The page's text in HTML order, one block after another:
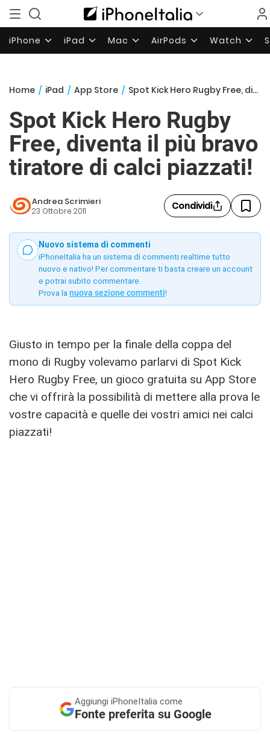
iPhone iPad Mac AirPods Watch
Home / iPad / App Store / Spot Kick Hero Rugby Free, diventa il più bravo tiratore di calci piazzati!
Spot Kick Hero Rugby
Free, diventa il più bravo
tiratore di calci piazzati!
Andrea Scrimieri
23 Ottobre 2011 Condividi
Nuovo sistema di commenti
iPhoneItalia ha un sistema di commenti realtime tutto
nuovo e nativo! Per commentare ti basta creare un account
e potrai subito commentare.
Prova la nuova sezione commenti!
Giusto in tempo per la finale della coppa del
mono di Rugby volevamo parlarvi di Spot Kick
Hero Rugby Free, un gioco gratuita su App Store
che vi offrirà la possibilità di mettere alla prova le
vostre capacità e quelle dei vostri amici nei calci
piazzati!
Aggiungi iPhoneItalia come
Fonte preferita su Google